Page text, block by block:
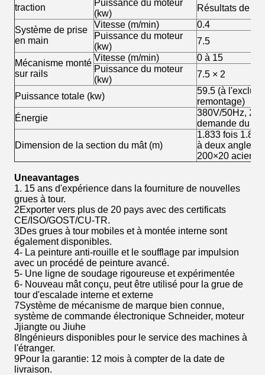
traction
Puissance du moteur
(kw)
Résultats de
Système de prise
en main
Vitesse (m/min)
0.4
Puissance du moteur
(kw)
7.5
Mécanisme monté
sur rails
Vitesse (m/min)
0 à 15
Puissance du moteur
(kw)
7.5 × 2
Puissance totale (kw)
59.5 (à
remontage)
Énergie
380V/50Hz,
demande du
Dimension de la section du mât (m)
1.833 fois
à deux angles
200×20 acier à
Uneavantages
1. 15 ans d'expérience dans la fourniture de nouvelles
grues à tour.
2Exporter vers plus de 20 pays avec des certificats
CE/ISO/GOST/CU-TR.
3Des grues à tour mobiles et à montée interne sont
également disponibles.
4- La peinture anti-rouille et le soufflage par impulsion
avec un procédé de peinture avancé.
5- Une ligne de soudage rigoureuse et expérimentée
6- Nouveau mât conçu, peut être utilisé pour la grue de
tour d'escalade interne et externe
7Système de mécanisme de marque bien connue,
système de commande électronique Schneider, moteur
Jjiangte ou Jiuhe
8Ingénieurs disponibles pour le service des machines à
l'étranger.
9Pour la garantie: 12 mois à compter de la date de
livraison.